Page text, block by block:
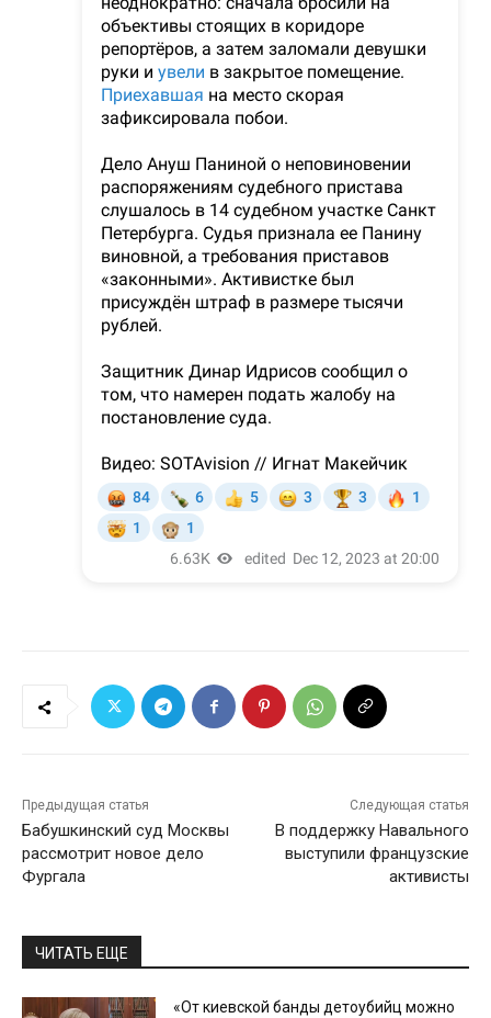
Предыдущая статья
Бабушкинский суд Москвы
рассмотрит новое дело
Фургала
Следующая статья
В поддержку Навального
выступили французские
активисты
ЧИТАТЬ ЕЩЕ
«От киевской банды детоубийц можно